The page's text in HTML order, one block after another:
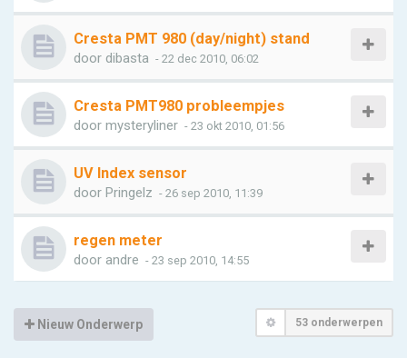
Cresta PMT 980 (day/night) stand
door dibasta - 22 dec 2010, 06:02
Cresta PMT980 probleempjes
door mysteryliner - 23 okt 2010, 01:56
UV Index sensor
door Pringelz - 26 sep 2010, 11:39
regen meter
door andre - 23 sep 2010, 14:55
Nieuw Onderwerp 53 onderwerpen